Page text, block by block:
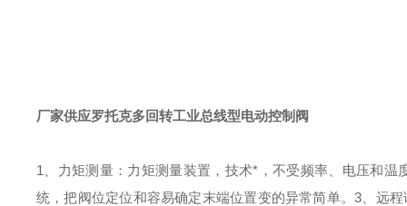
厂家供应罗托克多回转工业总线型电动控制阀
1、力矩测量：力矩测量装置，技术*，不受频率、电压和温
统，把阀位定位和容易确定末端位置变的异常简单。3、远程